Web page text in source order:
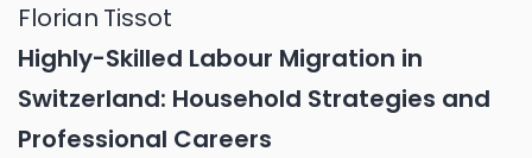
Florian Tissot
Highly-Skilled Labour Migration in
Switzerland: Household Strategies and
Professional Careers